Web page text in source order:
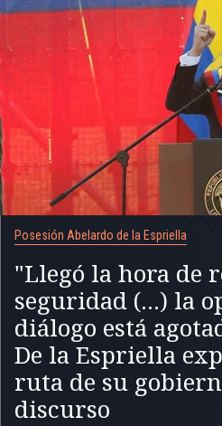
Posesión Abelardo de la Espriella
"Llegó la hora de
seguridad (...) la
diálogo está
De la Espriella
ruta de su
discurso